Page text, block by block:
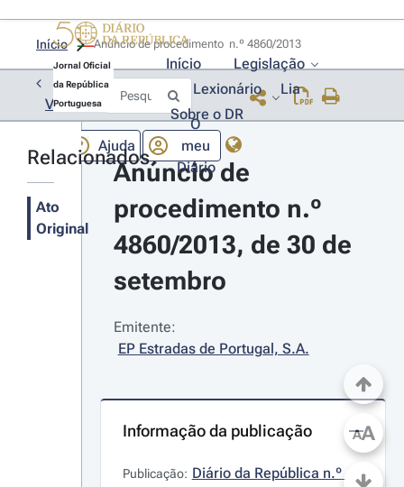
Jornal Oficial
da República
Portuguesa
Início
Legislação
Lexionário
Lia
Sobre o DR
Ajuda
O
meu
Diário
Início
Voltar
Relacionados
Ato
Original
Anúncio de
procedimento n.º
4860/2013, de 30 de
setembro
Emitente:
EP Estradas de Portugal, S.A.
Informação da publicação
Publicação: Diário da República n.º
AA